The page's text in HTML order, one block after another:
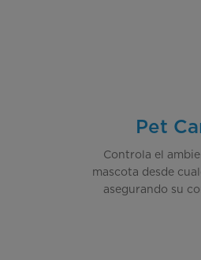
Pet
Controla el
mascota desde
asegurando su